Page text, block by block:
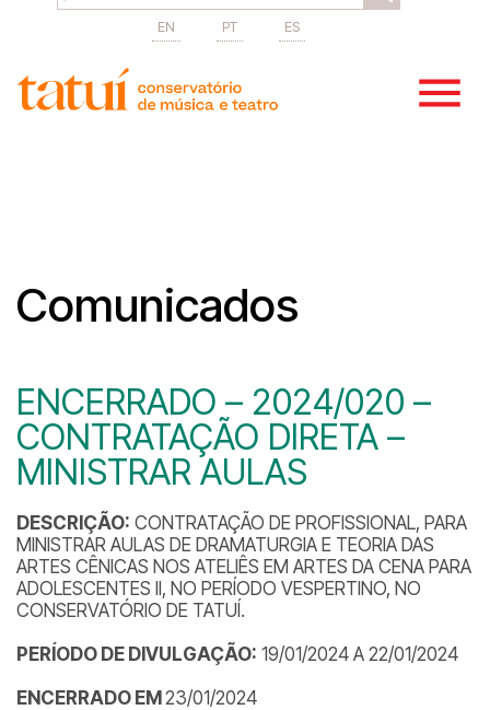
EN PT ES
Comunicados
ENCERRADO – 2024/020 –
CONTRATAÇÃO DIRETA –
MINISTRAR AULAS
DESCRIÇÃO: CONTRATAÇÃO DE PROFISSIONAL, PARA
MINISTRAR AULAS DE DRAMATURGIA E TEORIA DAS
ARTES CÊNICAS NOS ATELIÊS EM ARTES DA CENA PARA
ADOLESCENTES II, NO PERÍODO VESPERTINO, NO
CONSERVATÓRIO DE TATUÍ.
PERÍODO DE DIVULGAÇÃO: 19/01/2024 A 22/01/2024
ENCERRADO EM 23/01/2024